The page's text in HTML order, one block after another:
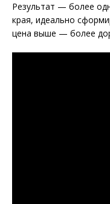
Результат — более
края, идеально
цена выше — более